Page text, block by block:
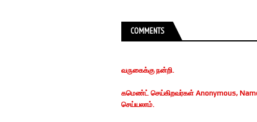
COMMENTS
வருகைக்கு நன்றி.
கமெண்ட் செய்கிறவர்கள் Anonymous,
செய்யலாம்.